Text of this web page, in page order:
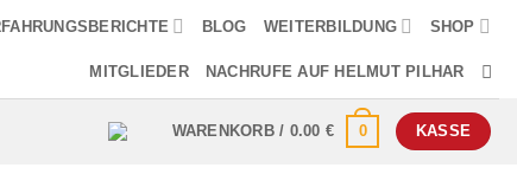
BLOG WEITERBILDUNG SHOP
MITGLIEDER NACHRUFE AUF HELMUT PILHAR
WARENKORB / 0.00 € 0 KASSE